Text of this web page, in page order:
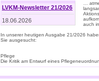
LVKM-Newsletter 21/2026
18.06.2026
…
auch
In unserer heutigen Ausgabe 21/2026
Sie ausgesucht:
Pflege
Die Kritik am Entwurf eines